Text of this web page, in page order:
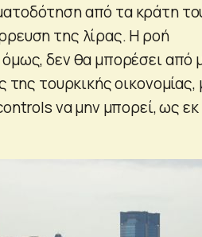
από τα κράτη
της λίρας. Η ροή
δεν θα μπορέσει από
της τουρκικής οικονομίας,
να μην μπορεί, ως εκ